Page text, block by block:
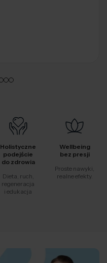
Holistyczne
podejście
do zdrowia
Dieta, ruch,
regeneracja
i edukacja
Wellbeing
bez presji
Proste nawyki,
realne efekty.